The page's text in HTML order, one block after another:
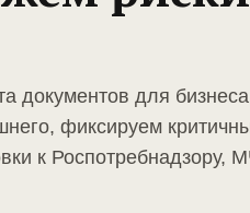
документов для
фиксируем
к Роспотребнадзору,